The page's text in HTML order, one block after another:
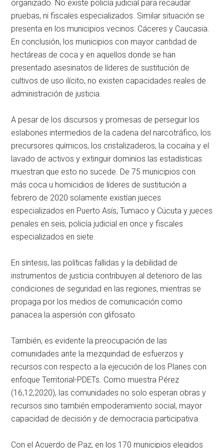
organizado. No existe policía judicial para recaudar
pruebas, ni fiscales especializados. Similar situación se
presenta en los municipios vecinos: Cáceres y Caucasia.
En conclusión, los municipios con mayor cantidad de
hectáreas de coca y en aquellos donde se han
presentado asesinatos de líderes de sustitución de
cultivos de uso ilícito, no existen capacidades reales de
administración de justicia.
A pesar de los discursos y promesas de perseguir los
eslabones intermedios de la cadena del narcotráfico, los
precursores químicos, los cristalizaderos, la cocaína y el
lavado de activos y extinguir dominios las estadísticas
muestran que esto no sucede. De 75 municipios con
más coca u homicidios de líderes de sustitución a
febrero de 2020 solamente existían jueces
especializados en Puerto Asís, Tumaco y Cúcuta y jueces
penales en seis, policía judicial en once y fiscales
especializados en siete.
En síntesis, las políticas fallidas y la debilidad de
instrumentos de justicia contribuyen al deterioro de las
condiciones de seguridad en las regiones, mientras se
propaga por los medios de comunicación como
panacea la aspersión con glifosato.
También, es evidente la preocupación de las
comunidades ante la mezquindad de esfuerzos y
recursos con respecto a la ejecución de los Planes con
enfoque Territorial-PDETs. Como muestra Pérez
(16,12,2020), las comunidades no solo esperan obras y
recursos sino también empoderamiento social, mayor
capacidad de decisión y de democracia participativa.
Con el Acuerdo de Paz, en los 170 municipios elegidos